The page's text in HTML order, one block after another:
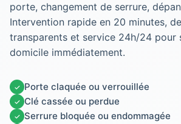
porte, changement de serrure,
Intervention rapide en 20 minutes,
transparents et service 24h/24 pour
domicile immédiatement.
✓ Porte claquée ou verrouillée
✓ Clé cassée ou perdue
✓ Serrure bloquée ou endommagée